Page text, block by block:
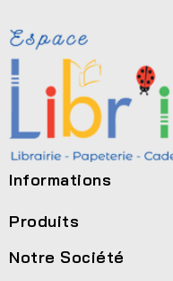
Informations
Produits
Notre Société